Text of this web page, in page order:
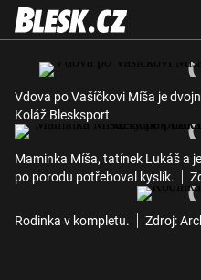
Vdova po Vašíčkovi Míša je
Koláž Blesksport
Maminka Míša, tatínek Lukáš a
po porodu potřeboval kyslík.
Rodinka v kompletu. Zdroj: